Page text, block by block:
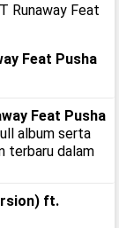
Runaway Feat
Feat Pusha
Feat Pusha
album serta
terbaru dalam
ft.